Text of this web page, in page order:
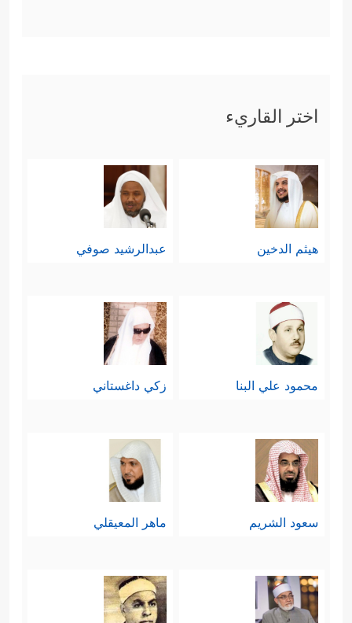
اختر القاريء
هيثم الدخين عبدالرشيد صوفي
محمود علي البنا زكي داغستاني
سعود الشريم ماهر المعيقلي